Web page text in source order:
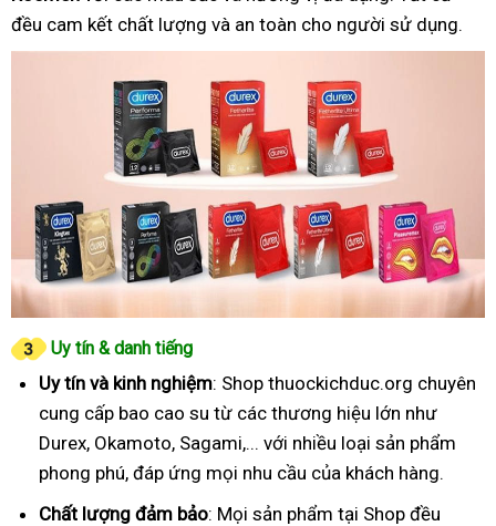
đều cam kết chất lượng và an toàn cho người sử dụng.
Uy tín & danh tiếng
Uy tín và kinh nghiệm: Shop thuockichduc.org chuyên
cung cấp bao cao su từ các thương hiệu lớn như
Durex, Okamoto, Sagami,... với nhiều loại sản phẩm
phong phú, đáp ứng mọi nhu cầu của khách hàng.
Chất lượng đảm bảo: Mọi sản phẩm tại Shop đều